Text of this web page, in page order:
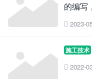
的编写
 2023-
施工技术
 2022-